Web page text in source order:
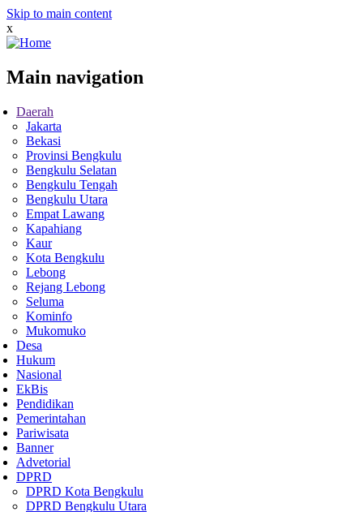
Skip to main content
x
Main navigation
Daerah
Jakarta
Bekasi
Provinsi Bengkulu
Bengkulu Selatan
Bengkulu Tengah
Bengkulu Utara
Empat Lawang
Kapahiang
Kaur
Kota Bengkulu
Lebong
Rejang Lebong
Seluma
Kominfo
Mukomuko
Desa
Hukum
Nasional
EkBis
Pendidikan
Pemerintahan
Pariwisata
Banner
Advetorial
DPRD
DPRD Kota Bengkulu
DPRD Bengkulu Utara